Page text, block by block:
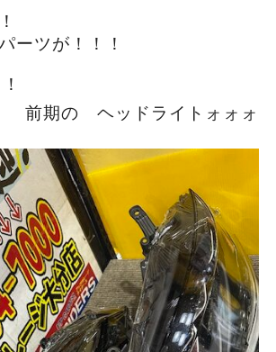
ーツが！！！
！
前期の ヘッドライトォォォ